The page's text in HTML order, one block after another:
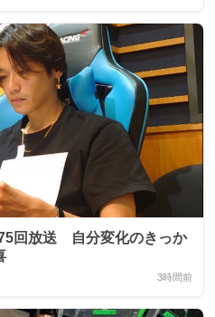
回放送 自分変化のきっか
3時間前